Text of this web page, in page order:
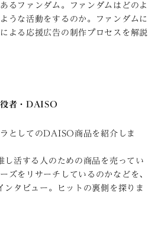
るファンダム。ファンダムはどのよ
うな活動をするのか。ファンダムに
よる応援広告の制作プロセスを解説
役者・DAISO
としてのDAISO商品を紹介しま
活する人のための商品を売ってい
ズをリサーチしているのかなどを、
タビュー。ヒットの裏側を探りま